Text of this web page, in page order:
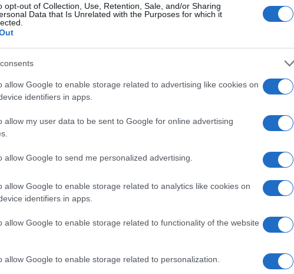
opt-out of Collection, Use, Retention, Sale, and/or Sharing
Data that Is Unrelated with the Purposes for which it
allow Google to enable storage related to advertising like cookies on
identifiers in apps.
allow my user data to be sent to Google for online advertising
allow Google to send me personalized advertising.
allow Google to enable storage related to analytics like cookies on
identifiers in apps.
allow Google to enable storage related to functionality of the website
allow Google to enable storage related to personalization.
el abordaje ocurrió mientras la nave permanecía
para las exportaciones del Golfo. El gobierno
incendio a bordo del
al responsable. Previamente, Irán ya había
ellas un petrolero denominado
crudo iraní. Estos antecedentes aumentan la
y la desconfianza entre las partes.
posición diplomática
una narrativa de soberanía extendida sobre el
judicial afirmó que Teherán tiene el derecho legal de
Unidos por supuestas violaciones marítimas,
Mohammadreza Aref, declaró que el paso
«a ningún precio». Además, fuentes semioficiales
para reanudar conversaciones con
Corte
cómo
global
y